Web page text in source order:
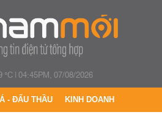
°C|04:45PM, 07/08/2026
- ĐẤU THẦU KINH DOANH